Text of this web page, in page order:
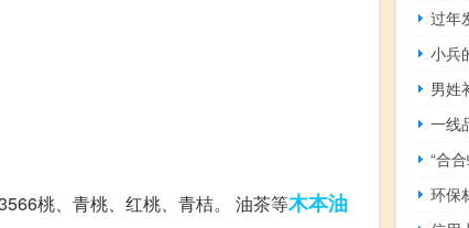
桃、青桃、红桃、青桔。 油茶等木本油
过年
小兵
男姓
一线
“合
环保